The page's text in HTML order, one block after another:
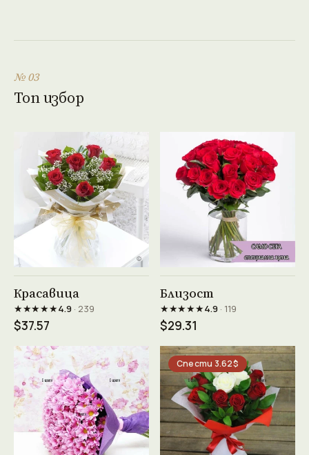
№ 03
Топ избор
Красавица
★★★★★4.9· 239
$37.57
Близост
★★★★★4.9· 119
$29.31
Спести 3.62$